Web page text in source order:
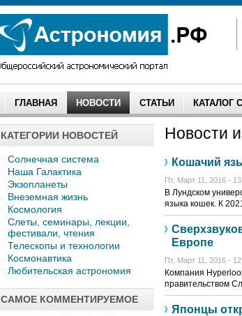
ГЛАВНАЯ НОВОСТИ СТАТЬИ КАТАЛОГ
КАТЕГОРИИ НОВОСТЕЙ
Солнечная система
Наша Галактика
Экзопланеты
Внеземная жизнь
Космология
Слеты, семинары, лекции,
фестивали, чтения
Телескопы и технологии
Космонавтика
Любительская астрономия
САМОЕ КОММЕНТИРУЕМОЕ
Новости
Кошачий
Пт, Март 11, 2016 -
В Лундском
языка кошек. К
Европе
Пт, Март 11, 2016 -
Компания
правительством
Японцы